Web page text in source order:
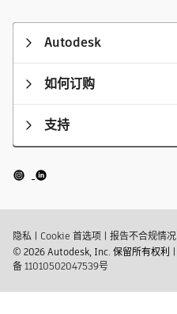
Autodesk
如何订购
支持
隐私 | Cookie 首选项 | 报告不合规情况
© 2026 Autodesk, Inc. 保留所有权利 |
备 11010502047539号